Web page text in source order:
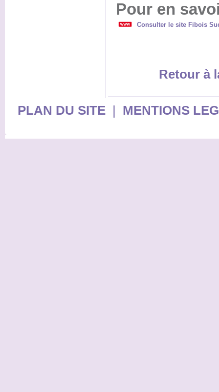
Pour en
Consulter le site Fibois
Retour à
PLAN DU SITE| MENTIONS